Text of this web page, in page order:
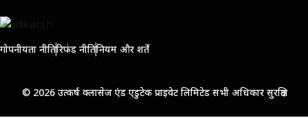
गोपनीयता नीतिरिफंड नीतिनियम और शर्तें
© 2026 उत्कर्ष क्लासेज एंड एडुटेक प्राइवेट लिमिटेड सभी अधिकार सुरक्षित